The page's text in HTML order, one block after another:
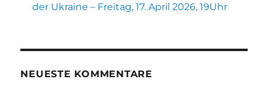
der Ukraine – Freitag, 17. April 2026, 19Uhr
NEUESTE KOMMENTARE